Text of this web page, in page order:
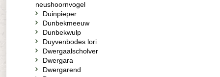
neushoornvogel
Duinpieper
Dunbekmeeuw
Dunbekwulp
Duyvenbodes lori
Dwergaalscholver
Dwergara
Dwergarend